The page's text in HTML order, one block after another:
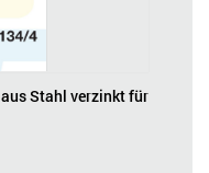
Stahl verzinkt für